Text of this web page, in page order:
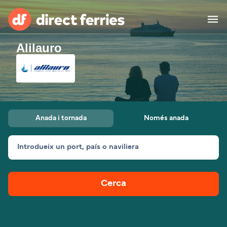
Països
Bitllets de Ferry
Ferris
Alilauro
Anada i tornada Només anada
Introdueix un port, país o naviliera
Cerca